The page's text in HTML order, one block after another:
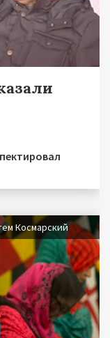
Космарский